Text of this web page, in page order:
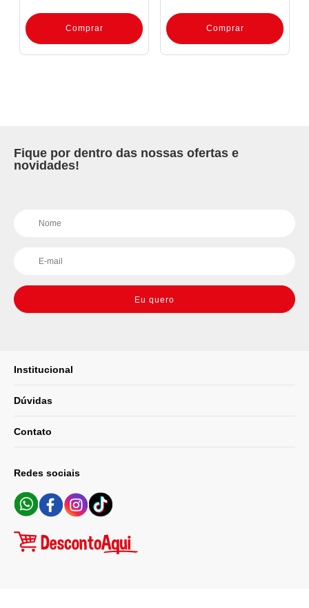
Comprar Comprar
Fique por dentro das nossas ofertas e
novidades!
Eu quero
Institucional
Dúvidas
Contato
Redes sociais